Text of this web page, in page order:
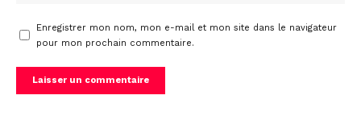
Enregistrer mon nom, mon e-mail et mon site dans le navigateur
pour mon prochain commentaire.